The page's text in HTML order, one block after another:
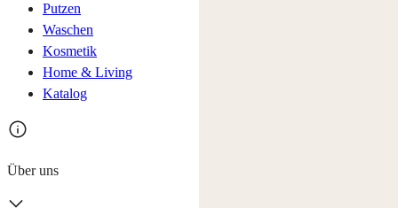
Putzen
Waschen
Kosmetik
Home & Living
Katalog
Über uns